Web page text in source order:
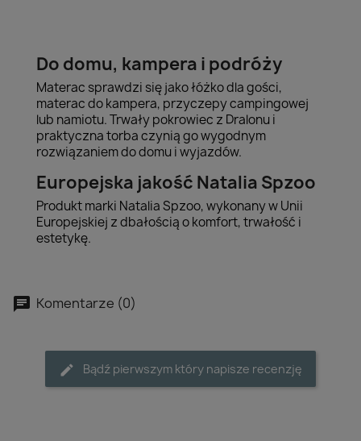
Do domu, kampera i podróży
Materac sprawdzi się jako łóżko dla gości,
materac do kampera, przyczepy campingowej
lub namiotu. Trwały pokrowiec z Dralonu i
praktyczna torba czynią go wygodnym
rozwiązaniem do domu i wyjazdów.
Europejska jakość Natalia Spzoo
Produkt marki Natalia Spzoo, wykonany w Unii
Europejskiej z dbałością o komfort, trwałość i
estetykę.
Komentarze (0)
Bądź pierwszym który napisze recenzję